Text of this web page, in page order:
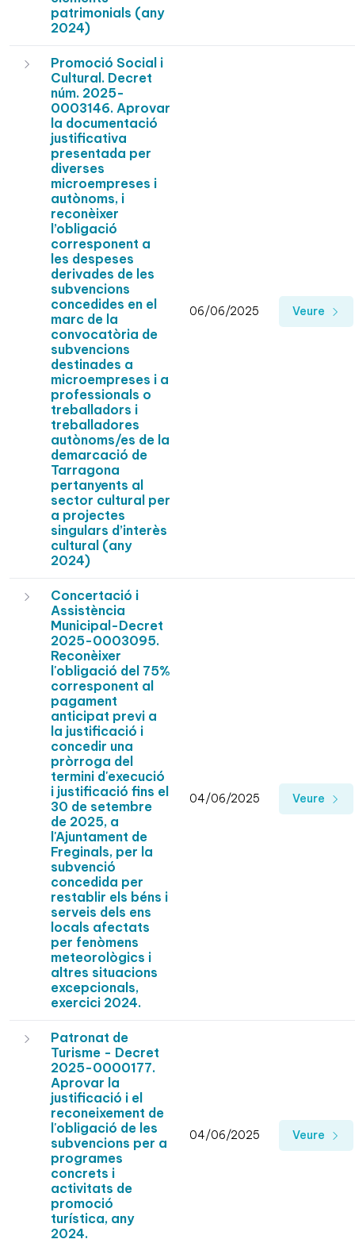
patrimonials (any
2024)
Promoció Social i
Cultural. Decret
núm. 2025-
0003146. Aprovar
la documentació
justificativa
presentada per
diverses
microempreses i
autònoms, i
reconèixer
l’obligació
corresponent a
les despeses
derivades de les
subvencions
concedides en el
marc de la
convocatòria de
subvencions
destinades a
microempreses i a
professionals o
treballadors i
treballadores
autònoms/es de la
demarcació de
Tarragona
pertanyents al
sector cultural per
a projectes
singulars d’interès
cultural (any
2024)
06/06/2025 Veure
Concertació i
Assistència
Municipal-Decret
2025-0003095.
Reconèixer
l'obligació del 75%
corresponent al
pagament
anticipat previ a
la justificació i
concedir una
pròrroga del
termini d'execució
i justificació fins el
30 de setembre
de 2025, a
l'Ajuntament de
Freginals, per la
subvenció
concedida per
restablir els béns i
serveis dels ens
locals afectats
per fenòmens
meteorològics i
altres situacions
excepcionals,
exercici 2024.
04/06/2025 Veure
Patronat de
Turisme - Decret
2025-0000177.
Aprovar la
justificació i el
reconeixement de
l'obligació de les
subvencions per a
programes
concrets i
activitats de
promoció
turística, any
2024.
04/06/2025 Veure